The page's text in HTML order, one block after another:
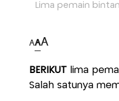
Lima pemain
AAA
BERIKUT lima
Salah satunya